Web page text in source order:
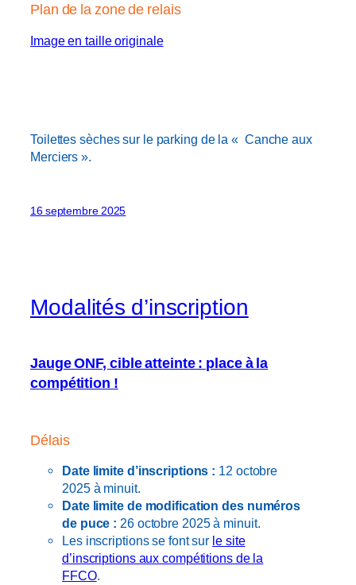
Plan de la zone de relais
Image en taille originale
Toilettes sèches sur le parking de la « Canche aux
Merciers ».
16 septembre 2025
Modalités d’inscription
Jauge ONF, cible atteinte : place à la
compétition !
Délais
Date limite d’inscriptions : 12 octobre
2025 à minuit.
Date limite de modification des numéros
de puce : 26 octobre 2025 à minuit.
Les inscriptions se font sur le site
d’inscriptions aux compétitions de la
FFCO.